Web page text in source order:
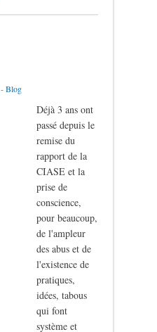
-Blog
Déjà 3 ans ont
passé depuis le
remise du
rapport de la
CIASE et la
prise de
conscience,
pour beaucoup,
de l'ampleur
des abus et de
l'existence de
pratiques,
idées, tabous
qui font
système et